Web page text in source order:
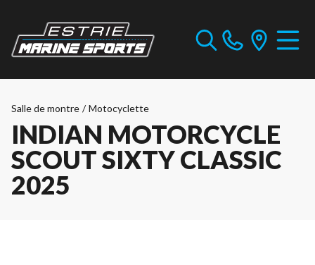
Salle de montre / Motocyclette
INDIAN MOTORCYCLE
SCOUT SIXTY CLASSIC
2025